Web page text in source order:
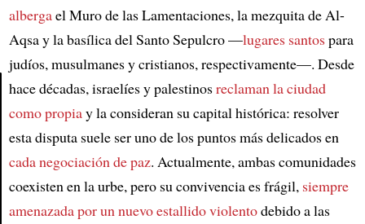
Article
albergael Muro de las Lamentaciones, la mezquita de Al-
Aqsa y la basílica del Santo Sepulcro —lugares santospara
judíos, musulmanes y cristianos, respectivamente—. Desde
hace décadas, israelíes y palestinosreclaman la ciudad
como propiay la consideran su capital histórica: resolver
esta disputa suele ser uno de los puntos más delicados en
cada negociación de paz. Actualmente, ambas comunidades
coexisten en la urbe, pero su convivencia es frágil, siempre
amenazada por un nuevo estallido violentodebido a las